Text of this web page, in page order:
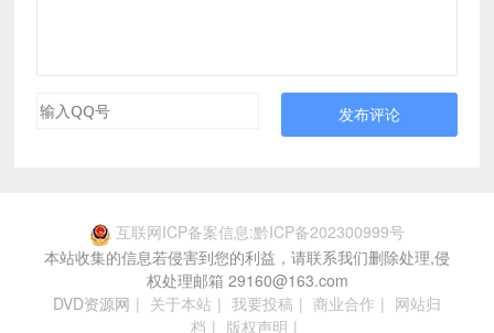
发布评论
互联网ICP备案信息:黔ICP备202300999号
本站收集的信息若侵害到您的利益，请联系我们删除处理,侵
权处理邮箱 29160@163.com
DVD资源网 | 关于本站 | 我要投稿 | 商业合作 | 网站归
档 | 版权声明 |